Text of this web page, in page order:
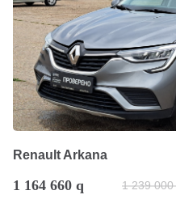
Renault Arkana
1 164 660 q 1 239 000